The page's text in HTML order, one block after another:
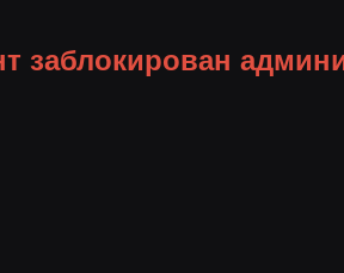
заблокирован